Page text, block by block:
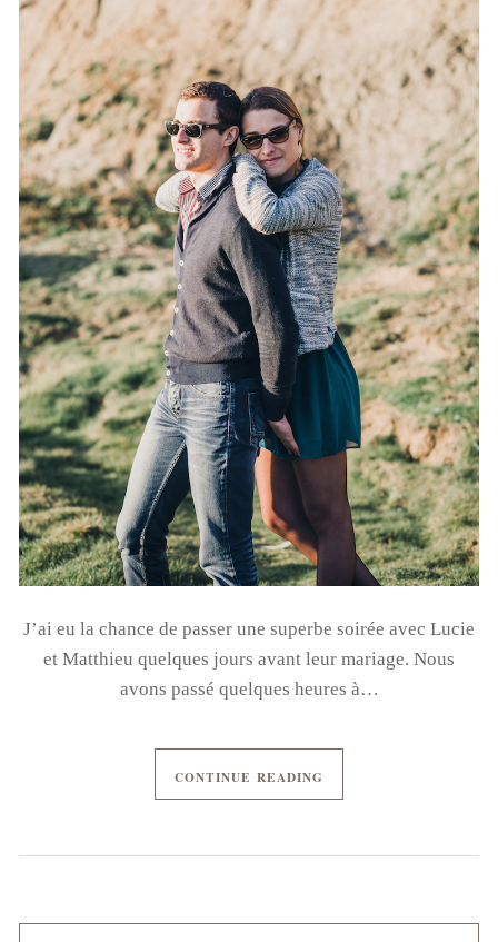
J’ai eu la chance de passer une superbe soirée avec Lucie
et Matthieu quelques jours avant leur mariage. Nous
avons passé quelques heures à…
CONTINUE READING